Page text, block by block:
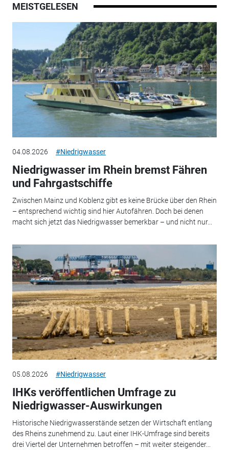
MEISTGELESEN
04.08.2026 #Niedrigwasser
Niedrigwasser im Rhein bremst Fähren
und Fahrgastschiffe
Zwischen Mainz und Koblenz gibt es keine Brücke über den Rhein
– entsprechend wichtig sind hier Autofähren. Doch bei denen
macht sich jetzt das Niedrigwasser bemerkbar – und nicht nur...
05.08.2026 #Niedrigwasser
IHKs veröffentlichen Umfrage zu
Niedrigwasser-Auswirkungen
Historische Niedrigwasserstände setzen der Wirtschaft entlang
des Rheins zunehmend zu. Laut einer IHK-Umfrage sind bereits
drei Viertel der Unternehmen betroffen – mit weiter steigender...